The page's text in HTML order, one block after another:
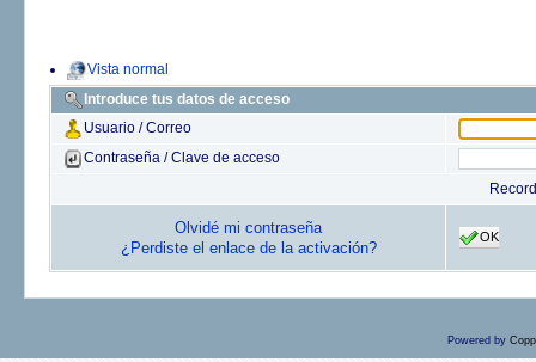
Vista normal
Introduce tus datos de acceso
Usuario / Correo
Contraseña / Clave de acceso
Olvidé mi contraseña
¿Perdiste el enlace de la activación?
OK
Powered by